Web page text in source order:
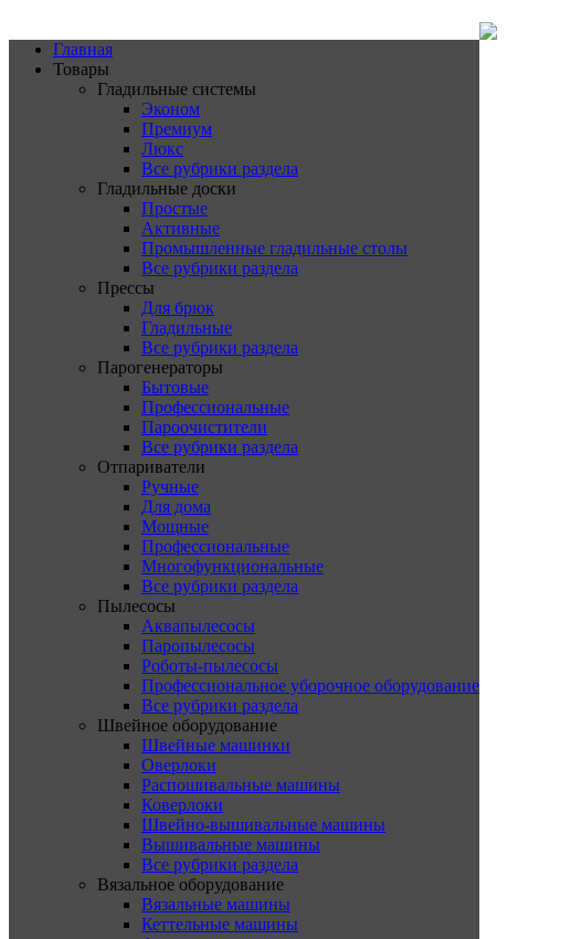
Главная
Товары
Гладильные системы
Эконом
Премиум
Люкс
Все рубрики раздела
Гладильные доски
Простые
Активные
Промышленные гладильные столы
Все рубрики раздела
Прессы
Для брюк
Гладильные
Все рубрики раздела
Парогенераторы
Бытовые
Профессиональные
Пароочистители
Все рубрики раздела
Отпариватели
Ручные
Для дома
Мощные
Профессиональные
Многофункциональные
Все рубрики раздела
Пылесосы
Аквапылесосы
Паропылесосы
Роботы-пылесосы
Профессиональное уборочное оборудование
Все рубрики раздела
Швейное оборудование
Швейные машинки
Оверлоки
Распошивальные машины
Коверлоки
Швейно-вышивальные машины
Вышивальные машины
Все рубрики раздела
Вязальное оборудование
Вязальные машины
Кеттельные машины